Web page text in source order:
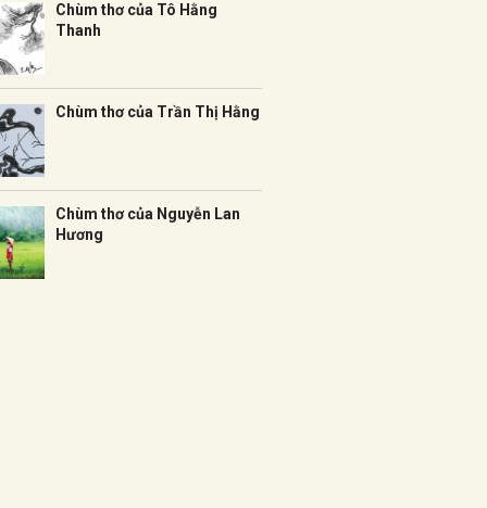
Chùm thơ của Tô Hằng
Thanh
Chùm thơ của Trần Thị Hằng
Chùm thơ của Nguyễn Lan
Hương